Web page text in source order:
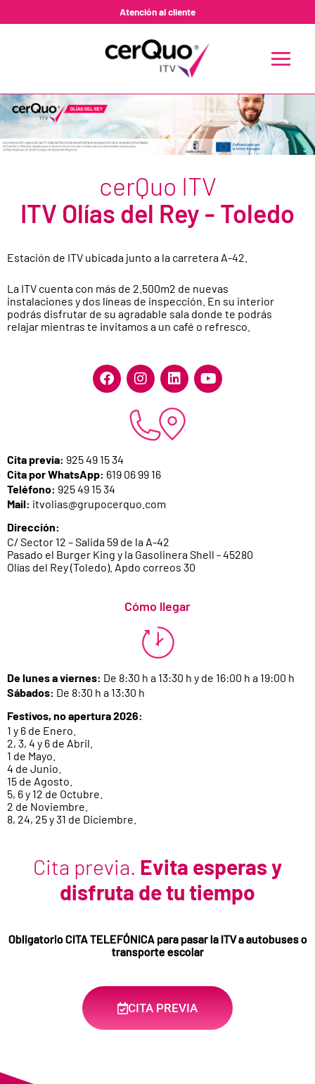
Atención al cliente
MENU
cerQuo ITV
ITV Olías del Rey - Toledo
Estación de ITV ubicada junto a la carretera A-42.
La ITV cuenta con más de 2.500m2 de nuevas
instalaciones y dos líneas de inspección. En su interior
podrás disfrutar de su agradable sala donde te podrás
relajar mientras te invitamos a un café o refresco.
F
a
o
k
I
n
t
a
g
a
m
L
i
k
e
d
Y
o
Cita previa: 925 49 15 34
Cita por WhatsApp: 619 06 99 16
Teléfono: 925 49 15 34
Mail: itvolias@grupocerquo.com
Dirección:
C/ Sector 12 – Salida 59 de la A-42
Pasado el Burger King y la Gasolinera Shell - 45280
Olías del Rey (Toledo). Apdo correos 30
Cómo llegar
De lunes a viernes: De 8:30 h a 13:30 h y de 16:00 h a 19:00 h
Sábados: De 8:30 h a 13:30 h
Festivos, no apertura 2026:
1 y 6 de Enero.
2, 3, 4 y 6 de Abril.
1 de Mayo.
4 de Junio.
15 de Agosto.
5, 6 y 12 de Octubre.
2 de Noviembre.
8, 24, 25 y 31 de Diciembre.
Cita previa. Evita esperas y
disfruta de tu tiempo
Obligatorio CITA TELEFÓNICA para pasar la ITV a autobuses o
transporte escolar
CITA PREVIA